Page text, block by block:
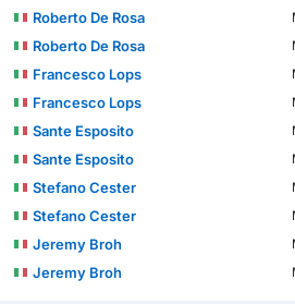
Roberto De Rosa
Roberto De Rosa
Francesco Lops
Francesco Lops
Sante Esposito
Sante Esposito
Stefano Cester
Stefano Cester
Jeremy Broh
Jeremy Broh